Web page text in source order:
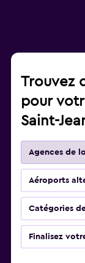
Trouvez
pour
Saint-
Agences de
Aéroports
Catégories
Finalisez